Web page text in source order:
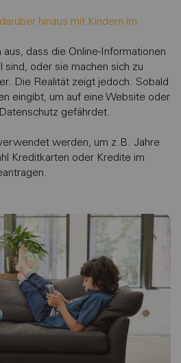
hinaus mit Kindern im
dass die Online-Informationen
sind, oder sie machen sich zu
Die Realität zeigt jedoch: Sobald
eingibt, um auf eine Website oder
gefährdet.
werden, um z.B. Jahre
Kreditkarten oder Kredite im